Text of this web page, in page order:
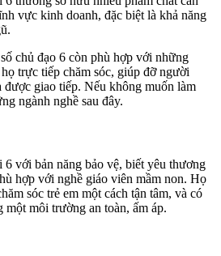
vực kinh doanh, đặc biệt là khả năng
chủ đạo 6 còn phù hợp với những
trực tiếp chăm sóc, giúp đỡ người
được giao tiếp. Nếu không muốn làm
ngành nghề sau đây.
với bản năng bảo vệ, biết yêu thương
hợp với nghề giáo viên mầm non. Họ
sóc trẻ em một cách tận tâm, và có
một môi trường an toàn, ấm áp.